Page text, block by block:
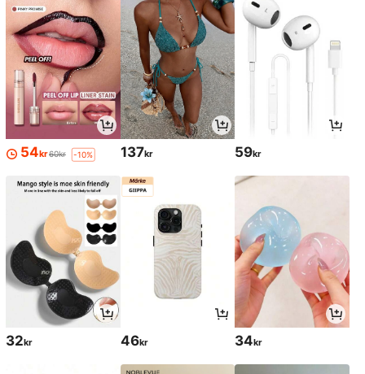
54kr 60kr -10% 137kr 59kr
32kr 46kr 34kr